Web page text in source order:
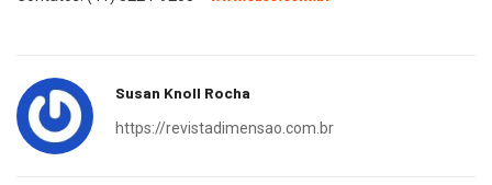
Susan Knoll Rocha
https://revistadimensao.com.br